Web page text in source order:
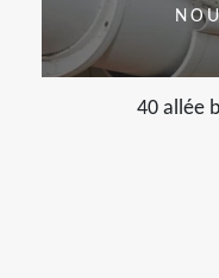
40 allée